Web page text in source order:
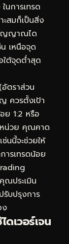
นการเทรด
สมก็เป็นสิ่ง
ญญาณได
เหนือจุด
ต้จุดต่ำสุด
ตราส่วน
ควรตั้งเป้า
ย 1:2 หรือ
หน่วย คุณคาด
นนี้จะช่วยให้
ารเทรดน้อย
ณประเมิน
รับปรุงการ
ง
เวอร์เจน